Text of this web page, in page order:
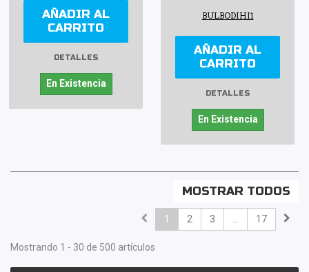
AÑADIR AL
CARRITO
DETALLES
En Existencia
BULBODIHI1
AÑADIR AL
CARRITO
DETALLES
En Existencia
MOSTRAR TODOS
1 2 3 ... 17
Mostrando 1 - 30 de 500 artículos